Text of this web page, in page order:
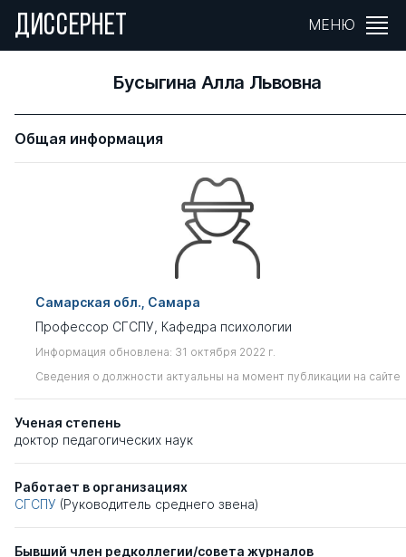
ДИССЕРНЕТ МЕНЮ
Бусыгина Алла Львовна
Общая информация
Самарская обл., Самара
Профессор СГСПУ, Кафедра психологии
Информация обновлена: 31 октября 2022 г.
Сведения о должности актуальны на момент публикации на сайте
Ученая степень
доктор педагогических наук
Работает в организациях
СГСПУ (Руководитель среднего звена)
Бывший член редколлегии/совета журналов